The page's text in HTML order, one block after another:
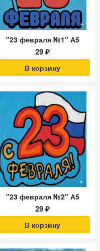
"23 февраля №1" А5
29 ₽
В корзину
"23 февраля №2" А5
29 ₽
В корзину